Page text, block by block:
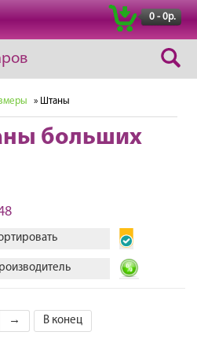
0 - 0р.
» Штаны
больших
→ В конец